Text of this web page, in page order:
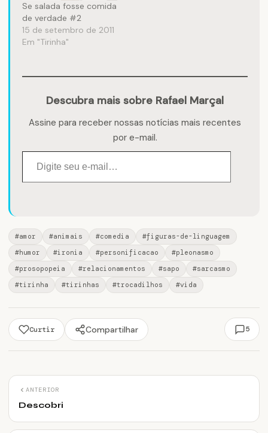
Se salada fosse comida
de verdade #2
15 de setembro de 2011
Em "Tirinha"
Descubra mais sobre Rafael Marçal
Assine para receber nossas notícias mais recentes
por e-mail.
Digite seu e-mail…
#amor #animais #comedia
#figuras-de-linguagem
#humor
#ironia #personificacao
#pleonasmo
#prosopopeia
#relacionamentos #sapo
#sarcasmo
#tirinha
#tirinhas #trocadilhos #vida
Curtir Compartilhar 5
ANTERIOR
Descobri